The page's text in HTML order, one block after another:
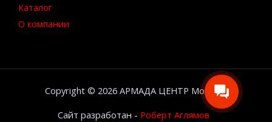
Каталог
О компании
Copyright © 2026 АРМАДА ЦЕНТР Москва
Сайт разработан - Роберт Аглямов